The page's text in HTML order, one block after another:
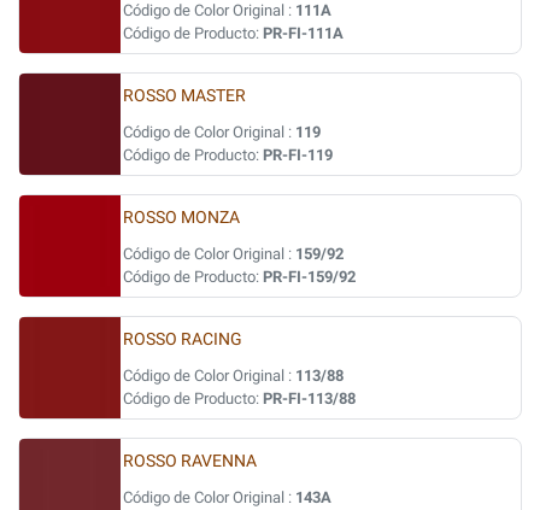
Código de Color Original : 111A
Código de Producto: PR-FI-111A
ROSSO MASTER
Código de Color Original : 119
Código de Producto: PR-FI-119
ROSSO MONZA
Código de Color Original : 159/92
Código de Producto: PR-FI-159/92
ROSSO RACING
Código de Color Original : 113/88
Código de Producto: PR-FI-113/88
ROSSO RAVENNA
Código de Color Original : 143A